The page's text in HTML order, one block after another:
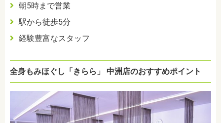
朝5時まで営業
駅から徒歩5分
経験豊富なスタッフ
全身もみほぐし「きらら」 中洲店のおすすめポイント